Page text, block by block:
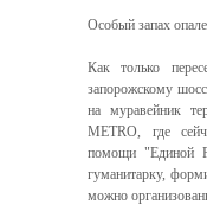
Особый запах
Как только
запорожскому
на муравейник
METRO, где
помощи "Единой
гуманитарку,
можно